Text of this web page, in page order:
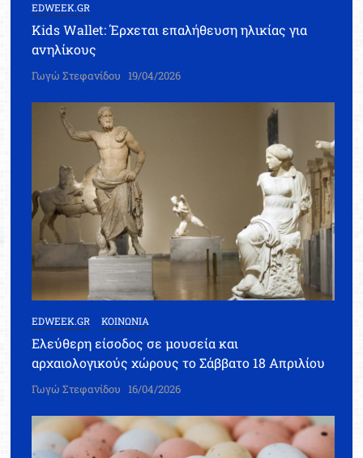
EDWEEK.GR
Kids Wallet: Έρχεται επαλήθευση ηλικίας για
ανηλίκους
Γωγώ Στεφανίδου 19/04/2026
EDWEEK.GR ΚΟΙΝΩΝΙΑ
Ελεύθερη είσοδος σε μουσεία και
αρχαιολογικούς χώρους το Σάββατο 18 Απριλίου
Γωγώ Στεφανίδου 16/04/2026